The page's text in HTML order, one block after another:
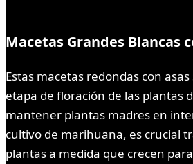
Macetas Grandes Blancas
Estas macetas redondas con
etapa de floración de las plantas
mantener plantas madres en
cultivo de marihuana, es crucial
plantas a medida que crecen